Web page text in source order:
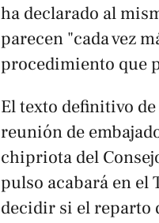
ha declarado al
parecen "cada vez
procedimiento que
El texto definitivo
reunión de
chipriota del
pulso acabará en el
decidir si el reparto